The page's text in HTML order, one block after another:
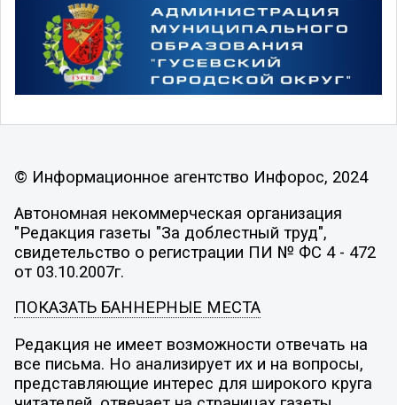
© Информационное агентство Инфорос, 2024
Автономная некоммерческая организация
"Редакция газеты "За доблестный труд",
свидетельство о регистрации ПИ № ФС 4 - 472
от 03.10.2007г.
ПОКАЗАТЬ БАННЕРНЫЕ МЕСТА
Редакция не имеет возможности отвечать на
все письма. Но анализирует их и на вопросы,
представляющие интерес для широкого круга